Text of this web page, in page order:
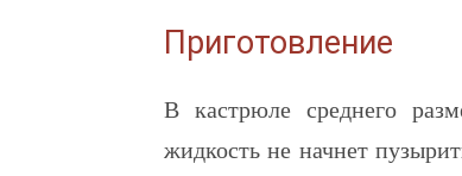
Приготовление
В кастрюле среднего
жидкость не начнет